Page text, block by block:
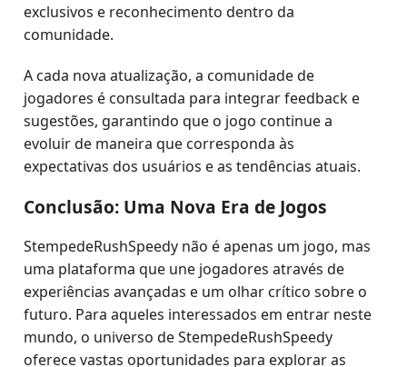
exclusivos e reconhecimento dentro da
comunidade.
A cada nova atualização, a comunidade de
jogadores é consultada para integrar feedback e
sugestões, garantindo que o jogo continue a
evoluir de maneira que corresponda às
expectativas dos usuários e as tendências atuais.
Conclusão: Uma Nova Era de Jogos
StempedeRushSpeedy não é apenas um jogo, mas
uma plataforma que une jogadores através de
experiências avançadas e um olhar crítico sobre o
futuro. Para aqueles interessados em entrar neste
mundo, o universo de StempedeRushSpeedy
oferece vastas oportunidades para explorar as